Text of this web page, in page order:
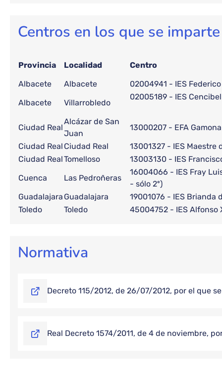
Centros en los que se imparte
Provincia Localidad
Centro
Albacete
Albacete
02004941 - IES
Albacete
Villarrobledo
02005189 - IES Cencibel
Ciudad Real
Alcázar de San
Juan
13000207 - EFA
Ciudad Real Ciudad Real
13001327 - IES Maestre
Ciudad RealTomelloso
13003130 - IES
Cuenca
Las Pedroñeras
16004066 - IES Fray
- sólo 2º)
Guadalajara Guadalajara
19001076 - IES Brianda
Toledo
Toledo 45004752 - IES Alfonso
Normativa
Decreto 115/2012, de 26/07/2012, por el que
Real Decreto 1574/2011, de 4 de noviembre,